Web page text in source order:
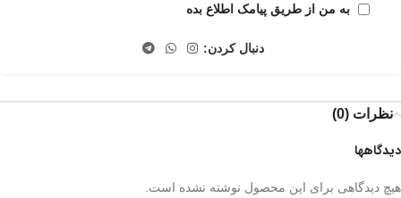
به من از طریق پیامک اطلاع بده
دنبال کردن:
نظرات (0)
دیدگاهها
هیچ دیدگاهی برای این محصول نوشته نشده است.